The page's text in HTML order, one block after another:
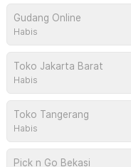
Gudang Online
Habis
Toko Jakarta Barat
Habis
Toko Tangerang
Habis
Pick n Go Bekasi